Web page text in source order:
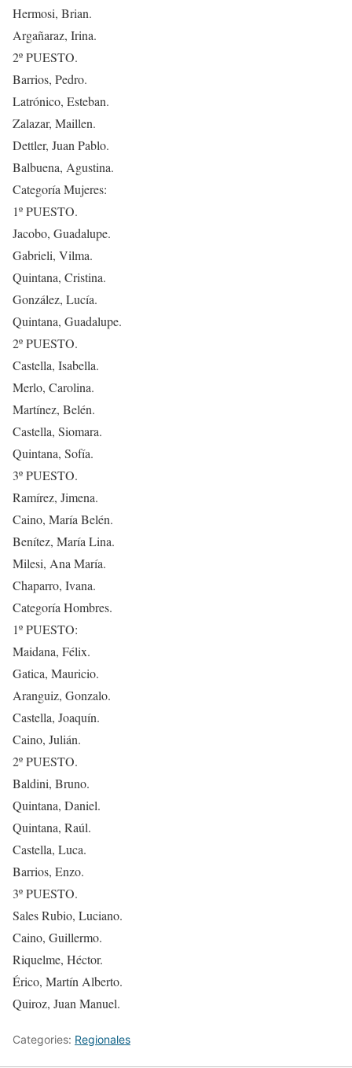
Hermosi, Brian.
Argañaraz, Irina.
2º PUESTO.
Barrios, Pedro.
Latrónico, Esteban.
Zalazar, Maillen.
Dettler, Juan Pablo.
Balbuena, Agustina.
Categoría Mujeres:
1º PUESTO.
Jacobo, Guadalupe.
Gabrieli, Vilma.
Quintana, Cristina.
González, Lucía.
Quintana, Guadalupe.
2º PUESTO.
Castella, Isabella.
Merlo, Carolina.
Martínez, Belén.
Castella, Siomara.
Quintana, Sofía.
3º PUESTO.
Ramírez, Jimena.
Caino, María Belén.
Benítez, María Lina.
Milesi, Ana María.
Chaparro, Ivana.
Categoría Hombres.
1º PUESTO:
Maidana, Félix.
Gatica, Mauricio.
Aranguiz, Gonzalo.
Castella, Joaquín.
Caino, Julián.
2º PUESTO.
Baldini, Bruno.
Quintana, Daniel.
Quintana, Raúl.
Castella, Luca.
Barrios, Enzo.
3º PUESTO.
Sales Rubio, Luciano.
Caino, Guillermo.
Riquelme, Héctor.
Érico, Martín Alberto.
Quiroz, Juan Manuel.
Categories: Regionales